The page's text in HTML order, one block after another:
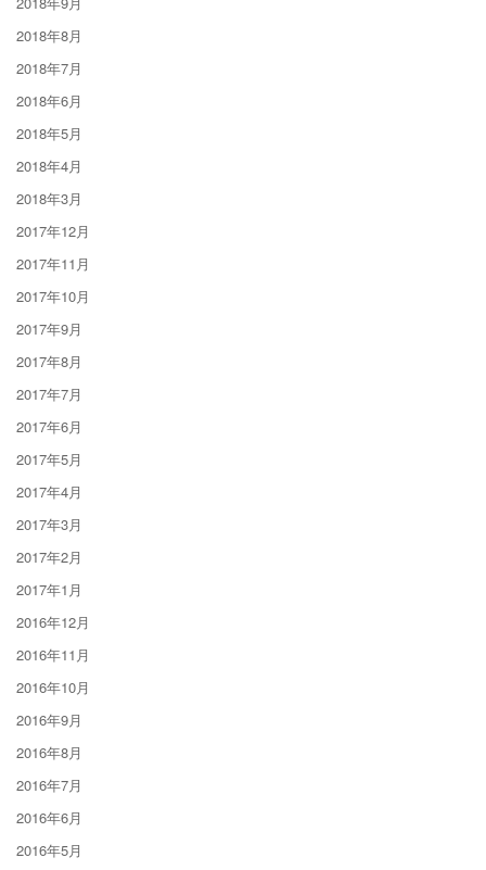
2018年8月
2018年7月
2018年6月
2018年5月
2018年4月
2018年3月
2017年12月
2017年11月
2017年10月
2017年9月
2017年8月
2017年7月
2017年6月
2017年5月
2017年4月
2017年3月
2017年2月
2017年1月
2016年12月
2016年11月
2016年10月
2016年9月
2016年8月
2016年7月
2016年6月
2016年5月